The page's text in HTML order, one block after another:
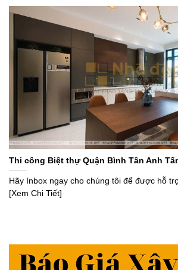
Thi công Biệt thự Quận Bình Tân Anh
Hãy Inbox ngay cho chúng tôi để được hỗ
[Xem Chi Tiết]